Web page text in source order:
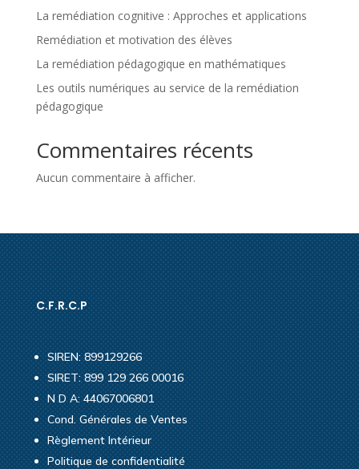
La remédiation cognitive : Approches et applications
Remédiation et motivation des élèves
La remédiation pédagogique en mathématiques
Les outils numériques au service de la remédiation
pédagogique
Commentaires récents
Aucun commentaire à afficher.
C.F.R.C.P
SIREN: 899129266
SIRET: 899 129 266 00016
N D A: 44067006801
Cond. Générales de Ventes
Règlement Intérieur
Politique de confidentialité